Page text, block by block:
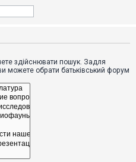
здійснювати пошук. Задля
можете обрати батьківський форум